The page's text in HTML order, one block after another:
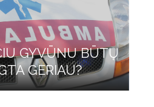
GYVŪNU BŪTŲ
GERIAU?